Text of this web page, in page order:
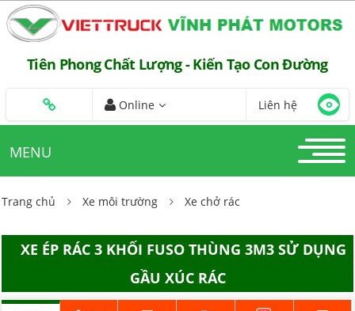
Tiên Phong Chất Lượng - Kiến Tạo Con Đường
Online Liên hệ
MENU
Trang chủ Xe môi trường Xe chở rác
XE ÉP RÁC 3 KHỐI FUSO THÙNG 3M3 SỬ DỤNG
GẦU XÚC RÁC